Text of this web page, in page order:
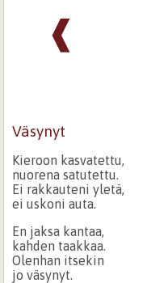
❰
Väsynyt
Kieroon kasvatettu,
nuorena satutettu.
Ei rakkauteni yletä,
ei uskoni auta.
En jaksa kantaa,
kahden taakkaa.
Olenhan itsekin
jo väsynyt.